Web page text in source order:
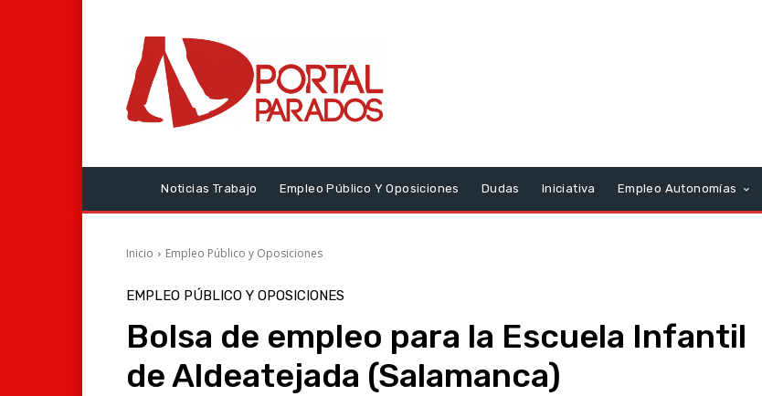
Noticias Trabajo Empleo Público Y Oposiciones Dudas Iniciativa Empleo Autonomías
Inicio Empleo Público y Oposiciones
EMPLEO PÚBLICO Y OPOSICIONES
Bolsa de empleo para la Escuela Infantil
de Aldeatejada (Salamanca)